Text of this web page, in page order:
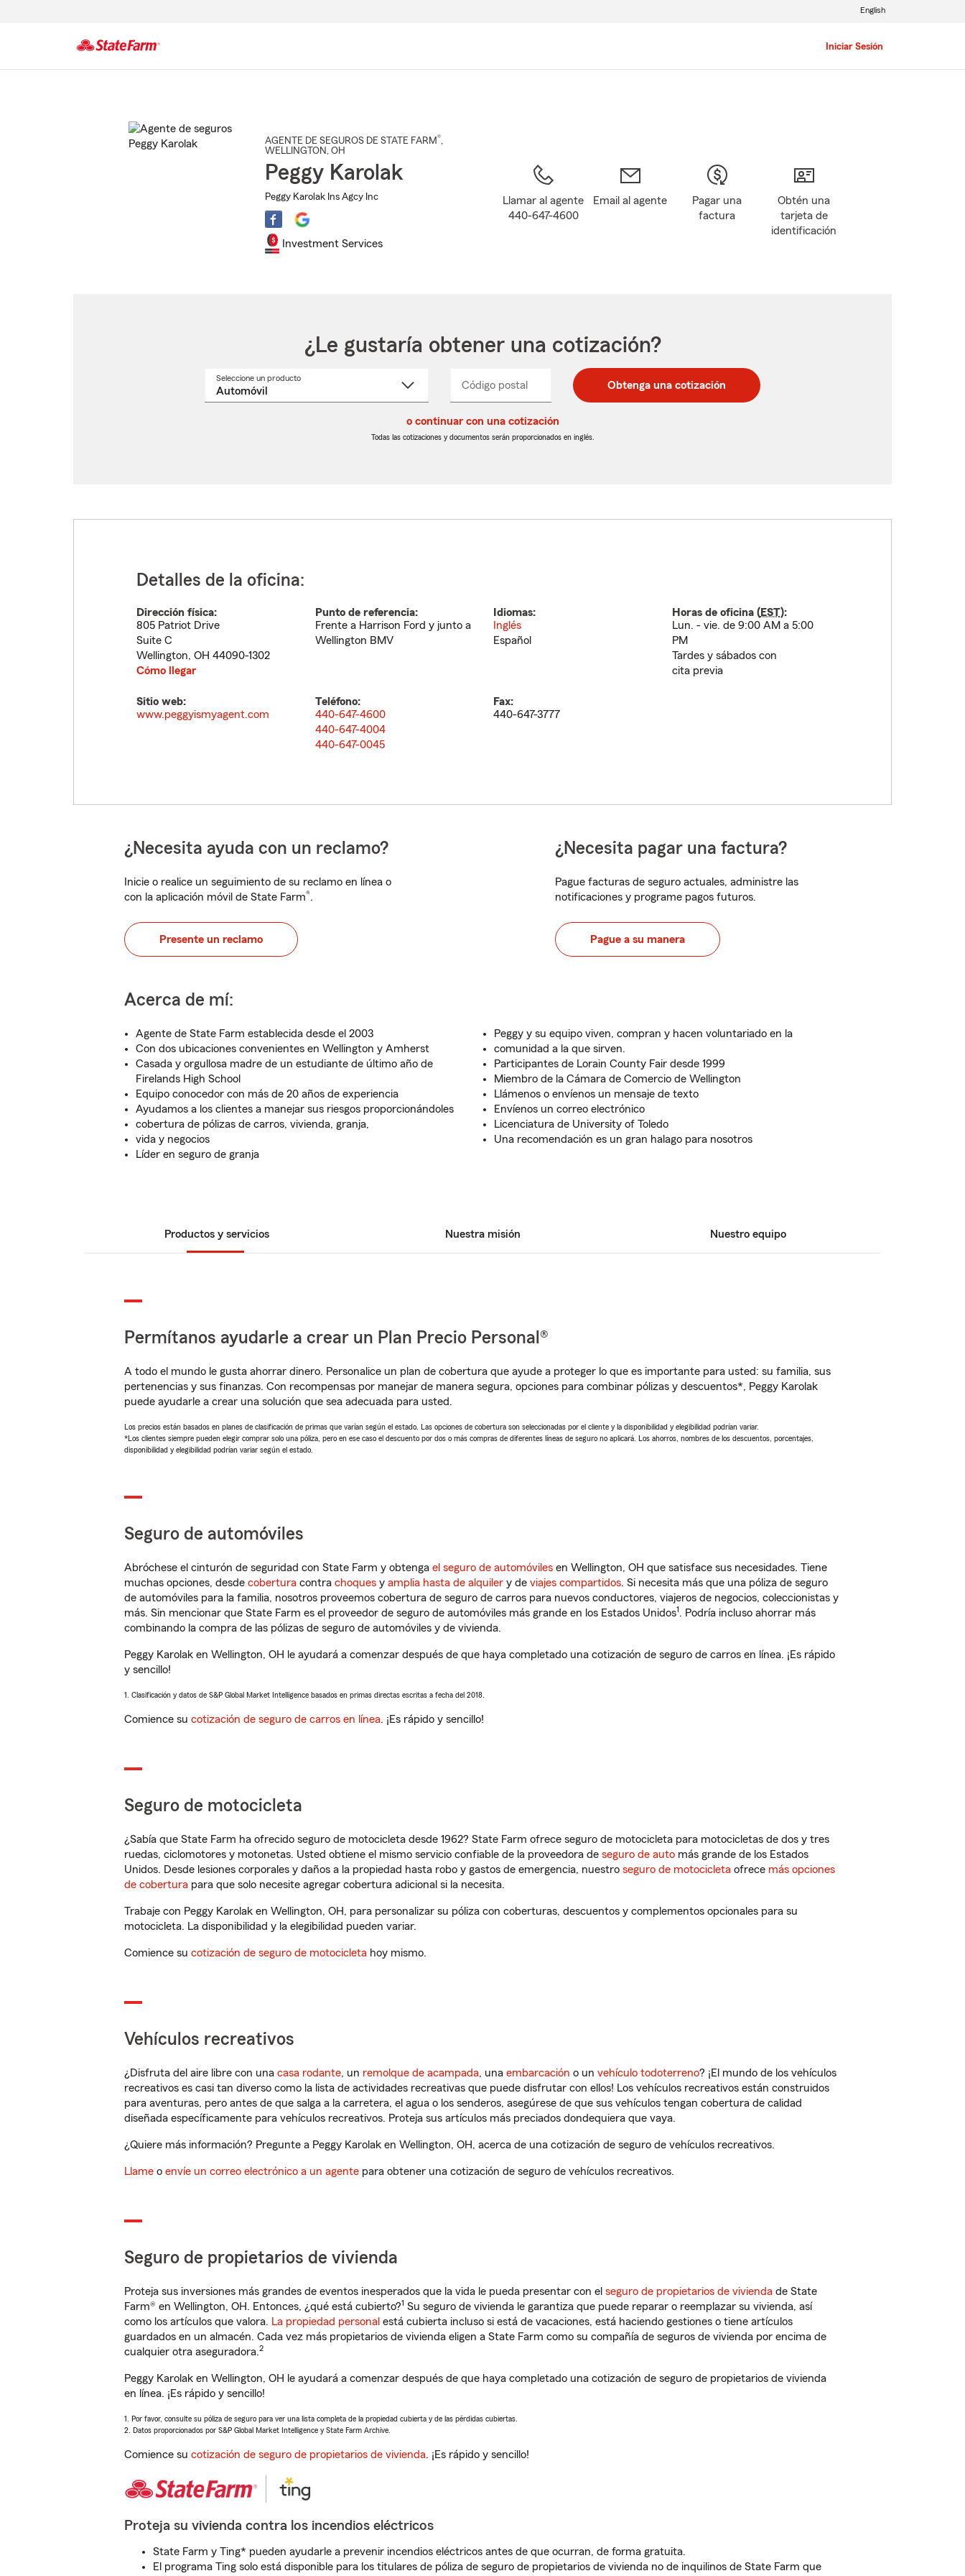
Iniciar Sesión
English
AGENTE DE SEGUROS DE STATE FARM®,
WELLINGTON , OH
Peggy Karolak
Peggy Karolak Ins Agcy Inc
Investment Services
Llamar al agente
440-647-4600
Email al agente
Pagar una
factura
Obtén una
tarjeta de
identificación
¿Le gustaría obtener una cotización?
Seleccione un productoSeleccione
Código postal
postal
de
postal
de
_____ Obtenga una cotización
o continuar con una cotización
Todas las cotizaciones y documentos serán proporcionados en inglés.
Detalles de la oficina:
Dirección física:
805 Patriot Drive
Suite C
Wellington, OH 44090-1302
Cómo llegar
Punto de referencia:
Frente a Harrison Ford y junto a
Wellington BMV
Idiomas:
Inglés
Español
Horas de oficina (EST):
Lun. - vie. de 9:00 AM a 5:00
PM
Tardes y sábados con
cita previa
Sitio web:
www.peggyismyagent.com
Teléfono:
440-647-4600
440-647-4004
440-647-0045
Fax:
440-647-3777
¿Necesita ayuda con un reclamo?
Inicie o realice un seguimiento de su reclamo en línea o
con la aplicación móvil de State Farm®.
Presente un reclamo
¿Necesita pagar una factura?
Pague facturas de seguro actuales, administre las
notificaciones y programe pagos futuros.
Pague a su manera
Acerca de mí:
Agente de State Farm establecida desde el 2003
Con dos ubicaciones convenientes en Wellington y Amherst
Casada y orgullosa madre de un estudiante de último año de
Firelands High School
Equipo conocedor con más de 20 años de experiencia
Ayudamos a los clientes a manejar sus riesgos proporcionándoles
cobertura de pólizas de carros, vivienda, granja,
vida y negocios
Líder en seguro de granja
Peggy y su equipo viven, compran y hacen voluntariado en la
comunidad a la que sirven.
Participantes de Lorain County Fair desde 1999
Miembro de la Cámara de Comercio de Wellington
Llámenos o envíenos un mensaje de texto
Envíenos un correo electrónico
Licenciatura de University of Toledo
Una recomendación es un gran halago para nosotros
Productos y servicios Nuestra misión Nuestro equipo
Permítanos ayudarle a crear un Plan Precio Personal®
A todo el mundo le gusta ahorrar dinero. Personalice un plan de cobertura que ayude a proteger lo que es importante para usted: su familia, sus
pertenencias y sus finanzas. Con recompensas por manejar de manera segura, opciones para combinar pólizas y descuentos*, Peggy Karolak
puede ayudarle a crear una solución que sea adecuada para usted.
Los precios están basados en planes de clasificación de primas que varían según el estado. Las opciones de cobertura son seleccionadas por el cliente y la disponibilidad y elegibilidad podrían variar.
*Los clientes siempre pueden elegir comprar solo una póliza, pero en ese caso el descuento por dos o más compras de diferentes líneas de seguro no aplicará. Los ahorros, nombres de los descuentos, porcentajes,
disponibilidad y elegibilidad podrían variar según el estado.
Seguro de automóviles
Abróchese el cinturón de seguridad con State Farm y obtenga el seguro de automóviles en Wellington, OH que satisface sus necesidades. Tiene
muchas opciones, desde cobertura contra choques y amplia hasta de alquiler y de viajes compartidos. Si necesita más que una póliza de seguro
de automóviles para la familia, nosotros proveemos cobertura de seguro de carros para nuevos conductores, viajeros de negocios, coleccionistas y
más. Sin mencionar que State Farm es el proveedor de seguro de automóviles más grande en los Estados Unidos1. Podría incluso ahorrar más
combinando la compra de las pólizas de seguro de automóviles y de vivienda.
Peggy Karolak en Wellington, OH le ayudará a comenzar después de que haya completado una cotización de seguro de carros en línea. ¡Es rápido
y sencillo!
1. Clasificación y datos de S&P Global Market Intelligence basados en primas directas escritas a fecha del 2018.
Comience su cotización de seguro de carros en línea. ¡Es rápido y sencillo!
Seguro de motocicleta
¿Sabía que State Farm ha ofrecido seguro de motocicleta desde 1962? State Farm ofrece seguro de motocicleta para motocicletas de dos y tres
ruedas, ciclomotores y motonetas. Usted obtiene el mismo servicio confiable de la proveedora de seguro de auto más grande de los Estados
Unidos. Desde lesiones corporales y daños a la propiedad hasta robo y gastos de emergencia, nuestro seguro de motocicleta ofrece más opciones
de cobertura para que solo necesite agregar cobertura adicional si la necesita.
Trabaje con Peggy Karolak en Wellington, OH, para personalizar su póliza con coberturas, descuentos y complementos opcionales para su
motocicleta. La disponibilidad y la elegibilidad pueden variar.
Comience su cotización de seguro de motocicleta hoy mismo.
Vehículos recreativos
¿Disfruta del aire libre con una casa rodante, un remolque de acampada, una embarcación o un vehículo todoterreno? ¡El mundo de los vehículos
recreativos es casi tan diverso como la lista de actividades recreativas que puede disfrutar con ellos! Los vehículos recreativos están construidos
para aventuras, pero antes de que salga a la carretera, el agua o los senderos, asegúrese de que sus vehículos tengan cobertura de calidad
diseñada específicamente para vehículos recreativos. Proteja sus artículos más preciados dondequiera que vaya.
¿Quiere más información? Pregunte a Peggy Karolak en Wellington, OH, acerca de una cotización de seguro de vehículos recreativos.
Llame o envíe un correo electrónico a un agente para obtener una cotización de seguro de vehículos recreativos.
Seguro de propietarios de vivienda
Proteja sus inversiones más grandes de eventos inesperados que la vida le pueda presentar con el seguro de propietarios de vivienda de State
Farm® en Wellington, OH. Entonces, ¿qué está cubierto?1 Su seguro de vivienda le garantiza que puede reparar o reemplazar su vivienda, así
como los artículos que valora. La propiedad personal está cubierta incluso si está de vacaciones, está haciendo gestiones o tiene artículos
guardados en un almacén. Cada vez más propietarios de vivienda eligen a State Farm como su compañía de seguros de vivienda por encima de
cualquier otra aseguradora.2
Peggy Karolak en Wellington, OH le ayudará a comenzar después de que haya completado una cotización de seguro de propietarios de vivienda
en línea. ¡Es rápido y sencillo!
1. Por favor, consulte su póliza de seguro para ver una lista completa de la propiedad cubierta y de las pérdidas cubiertas.
2. Datos proporcionados por S&P Global Market Intelligence y State Farm Archive.
Comience su cotización de seguro de propietarios de vivienda. ¡Es rápido y sencillo!
Proteja su vivienda contra los incendios eléctricos
State Farm y Ting* pueden ayudarle a prevenir incendios eléctricos antes de que ocurran, de forma gratuita.
El programa Ting solo está disponible para los titulares de póliza de seguro de propietarios de vivienda no de inquilinos de State Farm que